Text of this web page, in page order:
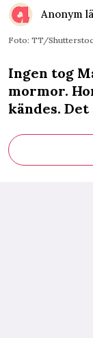
Anonym
Foto: TT/
Ingen tog
mormor.
kändes.